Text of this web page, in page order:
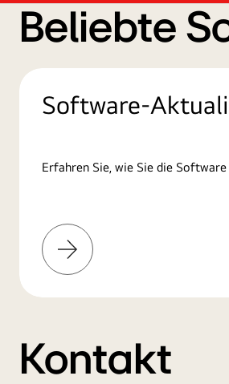
Beliebte
Software-
Erfahren Sie, wie Sie die
Mehr
erfahren
Kontakt